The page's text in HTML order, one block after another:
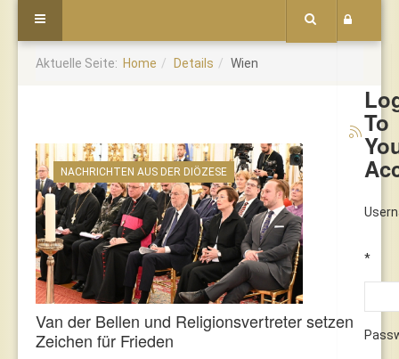
To
*
Aktuelle Seite: Home Details Wien
NACHRICHTEN AUS DER DIÖZESE
Van der Bellen und Religionsvertreter setzen
Zeichen für Frieden